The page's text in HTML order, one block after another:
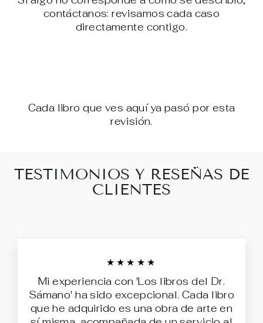
contáctanos: revisamos cada caso
directamente contigo.
Cada libro que ves aquí ya pasó por esta
revisión.
TESTIMONIOS Y RESEÑAS DE
CLIENTES
★★★★★
Mi experiencia con 'Los libros del Dr.
Sámano' ha sido excepcional. Cada libro
que he adquirido es una obra de arte en